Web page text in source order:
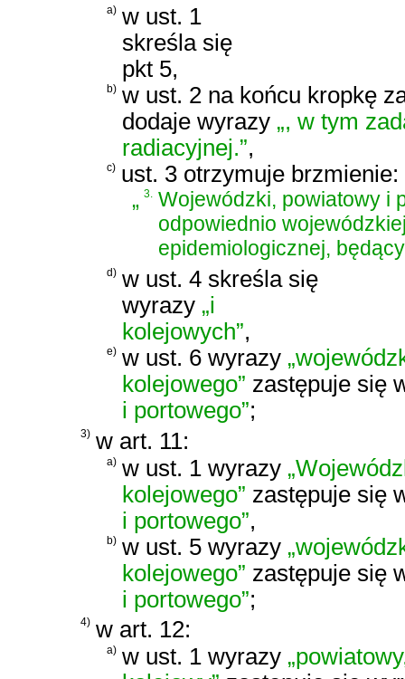
a) w ust. 1
skreśla się
pkt 5,
b) w ust. 2 na końcu kropkę
dodaje wyrazy „, w tym
radiacyjnej.”,
c) ust. 3 otrzymuje brzmienie:
„3. Wojewódzki, powiatowy i
odpowiednio
epidemiologicznej,
d) w ust. 4 skreśla się
wyrazy „i
kolejowych”,
e) w ust. 6 wyrazy
kolejowego” zastępuje się
i portowego”;
3) w art. 11:
a) w ust. 1 wyrazy
kolejowego” zastępuje się
i portowego”,
b) w ust. 5 wyrazy
kolejowego” zastępuje się
i portowego”;
4) w art. 12:
a) w ust. 1 wyrazy